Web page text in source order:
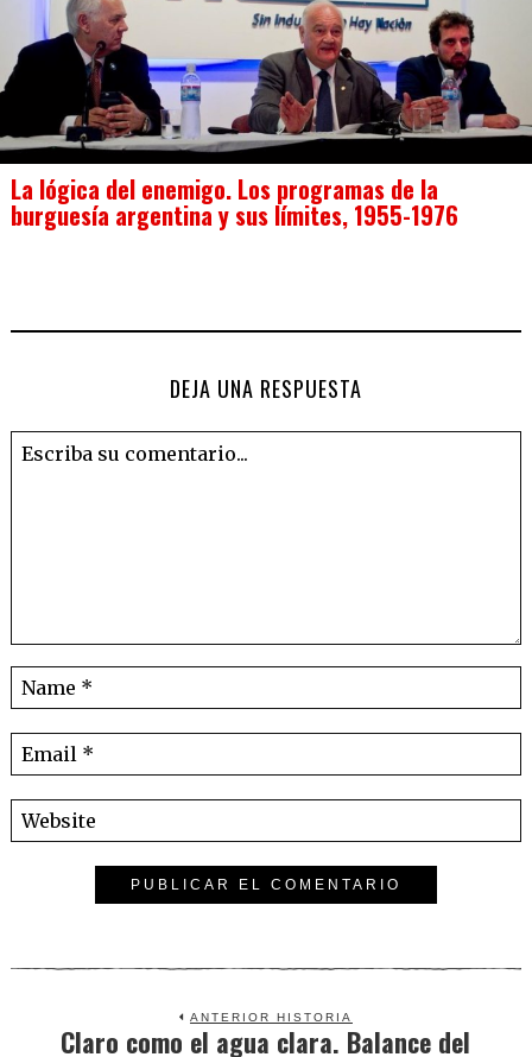
La lógica del enemigo. Los programas de la
burguesía argentina y sus límites, 1955-1976
DEJA UNA RESPUESTA
ANTERIOR HISTORIA
Previous
Claro como el agua clara. Balance del